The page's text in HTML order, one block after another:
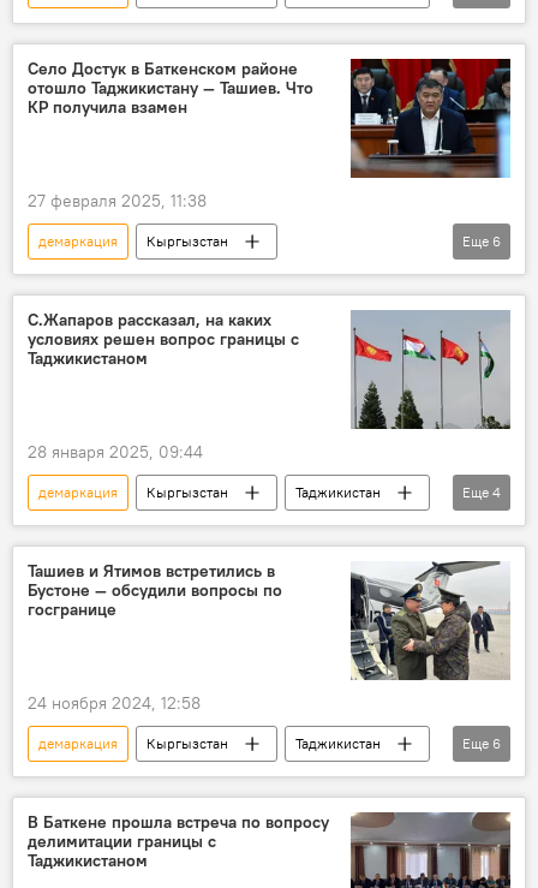
Ворух
Камчыбек Ташиев
кыргызско-таджикская граница
делимитация
Село Достук в Баткенском районе
отошло Таджикистану — Ташиев. Что
КР получила взамен
27 февраля 2025, 11:38
демаркация
Кыргызстан
Баткенская область
Достук
Таджикистан
граница
делимитация
Камчыбек Ташиев
Еще 6
С.Жапаров рассказал, на каких
условиях решен вопрос границы с
Таджикистаном
28 января 2025, 09:44
демаркация Кыргызстан
Таджикистан
граница
Садыр Жапаров
делимитация
условия
Еще 4
Ташиев и Ятимов встретились в
Бустоне — обсудили вопросы по
госгранице
24 ноября 2024, 12:58
демаркация Кыргызстан
Таджикистан
граница
делимитация
Камчыбек Ташиев
Саймумин Ятимов
обсуждение
фото
Еще 6
В Баткене прошла встреча по вопросу
делимитации границы с
Таджикистаном